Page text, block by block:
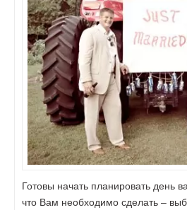
Готовы начать планировать день
что Вам необходимо сделать –